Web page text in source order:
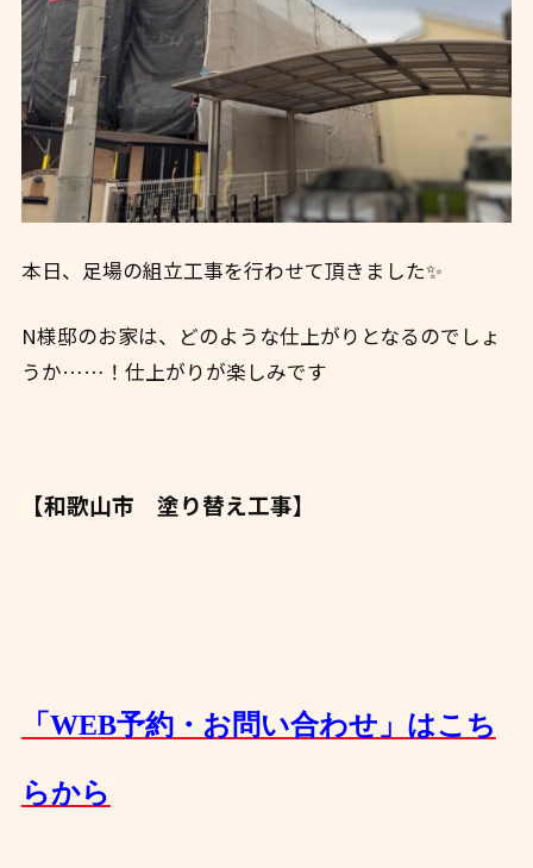
本日、足場の組立工事を行わせて頂きました✨
N様邸のお家は、どのような仕上がりとなるのでしょ
うか……！仕上がりが楽しみです
【和歌山市 塗り替え工事】
「WEB予約・お問い合わせ」はこち
らから